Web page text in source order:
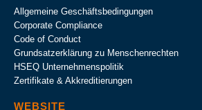
Allgemeine Geschäftsbedingungen
Corporate Compliance
Code of Conduct
Grundsatzerklärung zu Menschenrechten
HSEQ Unternehmens­politik
Zertifikate & Akkreditierungen
WEBSITE